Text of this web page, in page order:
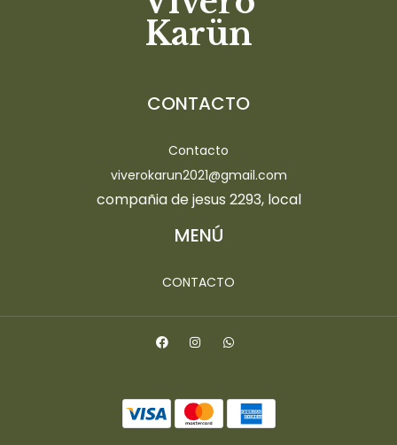
Karün
CONTACTO
Contacto
viverokarun2021@gmail.com
compañia de jesus 2293, local
MENÚ
CONTACTO